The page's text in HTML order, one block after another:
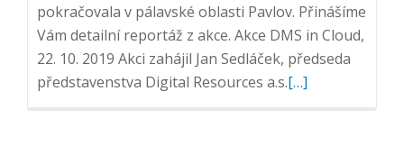
pokračovala v pálavské oblasti Pavlov. Přinášíme
Vám detailní reportáž z akce. Akce DMS in Cloud,
22. 10. 2019 Akci zahájil Jan Sedláček, předseda
představenstva Digital Resources a.s.Přečtěte
[…]